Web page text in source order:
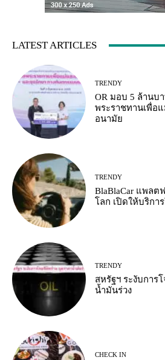
LATEST ARTICLES
TRENDY
OR มอบ 5 ล้านบ
พระราชทานเพื่อ
อนามัย
TRENDY
BlaBlaCar แพล
โลก เปิดให้บริกา
TRENDY
สหรัฐฯ ระงับการ
น้ำมันร่วง
CHECK IN